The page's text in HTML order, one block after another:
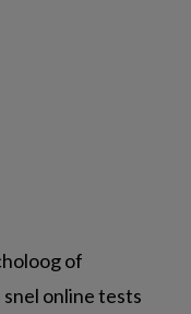
of
online tests